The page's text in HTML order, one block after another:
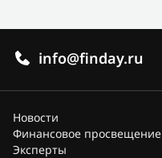
info@finday.ru
Новости
Финансовое просвещение
Эксперты